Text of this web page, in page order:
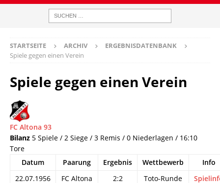
STARTSEITE ARCHIV
ERGEBNISDATENBANK
Spiele gegen einen Verein
Spiele gegen einen Verein
FC Altona 93
Bilanz 5 Spiele / 2 Siege / 3 Remis / 0 Niederlagen / 16:10
Tore
Datum
Paarung Ergebnis Wettbewerb
Info
22.07.1956
FC Altona
2:2 Toto-Runde